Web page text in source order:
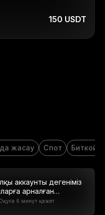
150 USDT
жасау Спот Биткойн
6 минут қажет
аккаунты дегеніміз
арналған